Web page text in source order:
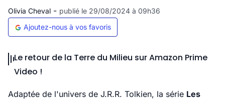
Olivia Cheval - publié le 29/08/2024 à 09h36
Ajoutez-nous à vos favoris
Le retour de la Terre du Milieu sur Amazon Prime
Video !
Adaptée de l'univers de J.R.R. Tolkien, la série Les